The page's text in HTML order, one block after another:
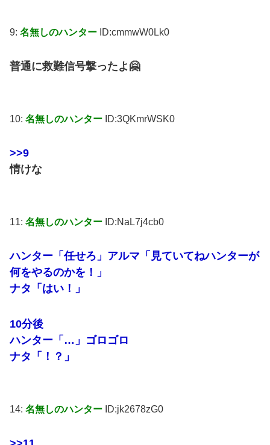
9: 名無しのハンター ID:cmmwW0Lk0
普通に救難信号撃ったよ🤗
10: 名無しのハンター ID:3QKmrWSK0
>>9
情けな
11: 名無しのハンター ID:NaL7j4cb0
ハンター「任せろ」アルマ「見ていてねハンターが
何をやるのかを！」
ナタ「はい！」
10分後
ハンター「…」ゴロゴロ
ナタ「！？」
14: 名無しのハンター ID:jk2678zG0